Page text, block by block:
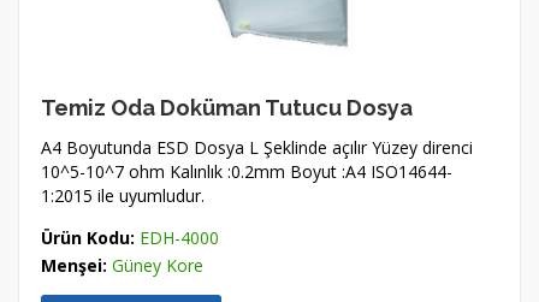
Temiz Oda Doküman Tutucu Dosya
A4 Boyutunda ESD Dosya L Şeklinde açılır Yüzey direnci
10^5-10^7 ohm Kalınlık :0.2mm Boyut :A4 ISO14644-
1:2015 ile uyumludur.
Ürün Kodu: EDH-4000
Menşei: Güney Kore